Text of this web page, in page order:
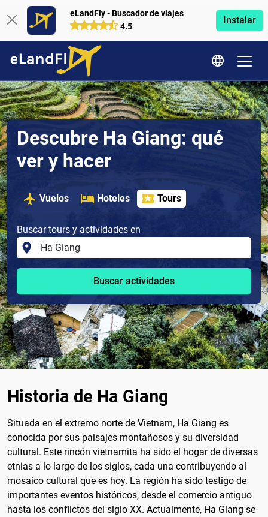
eLandFly - Buscador de viajes
4.5
Instalar
Descubre Ha Giang: qué
ver y hacer
Vuelos Hoteles Tours
Buscar tours y actividades en
Buscar actividades
Historia de Ha Giang
Situada en el extremo norte de Vietnam, Ha Giang es
conocida por sus paisajes montañosos y su diversidad
cultural. Este rincón vietnamita ha sido el hogar de diversas
etnias a lo largo de los siglos, cada una contribuyendo al
mosaico cultural que es hoy. La región ha sido testigo de
importantes eventos históricos, desde el comercio antiguo
hasta los conflictos del siglo XX. Actualmente, Ha Giang se